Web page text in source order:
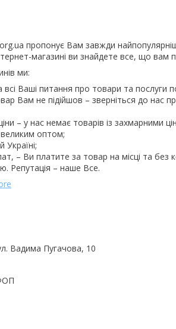
пропонує Вам завжди
магазині ви знайдете все, що вам
ми:
всі Ваші питання про товари та
Вам не підійшов – зверніться до нас
– у нас немає товарів із захмарними
оптом;
Україні;
– Ви платите за товар на місці та без
Репутація – наше Все.
Вадима Пугачова, 10